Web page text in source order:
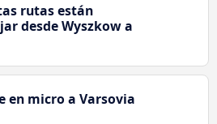
rutas están
desde Wyszkow a
en micro a Varsovia